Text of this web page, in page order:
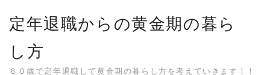
content
定年退職からの黄金期の暮ら
し方
６０歳で定年退職して黄金期の暮らし方を考えていきます！！